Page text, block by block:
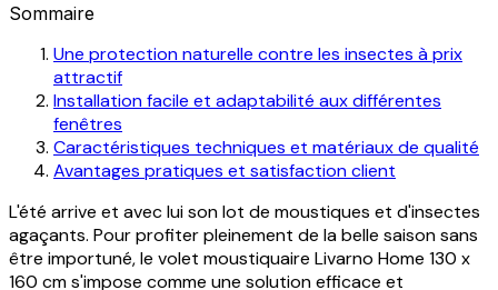
Sommaire
Une protection naturelle contre les insectes à prix
attractif
Installation facile et adaptabilité aux différentes
fenêtres
Caractéristiques techniques et matériaux de qualité
Avantages pratiques et satisfaction client
L'été arrive et avec lui son lot de moustiques et d'insectes
agaçants. Pour profiter pleinement de la belle saison sans
être importuné, le volet moustiquaire Livarno Home 130 x
160 cm s'impose comme une solution efficace et